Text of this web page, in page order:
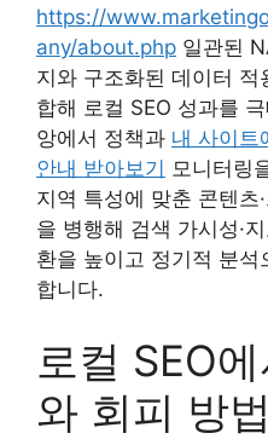
https://
any/about.php 일관된
지와 구조화된 데이터
합해 로컬 SEO 성과를
앙에서 정책과 내 사이트
안내 받아보기 모니터링
지역 특성에 맞춘 콘텐츠
을 병행해 검색 가시성·
환을 높이고 정기적 분
합니다.
로컬 SEO
와 회피 방법